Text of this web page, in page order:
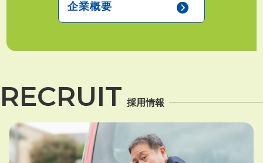
企業概要
RECRUIT 採用情報